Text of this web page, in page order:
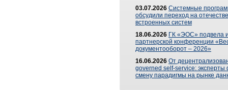
03.07.2026 Системные
обсудили переход на
встроенных систем
18.06.2026 ГК «ЭОС» подвела
партнерской конференции
документооборот – 2026»
16.06.2026 От
governed self-service: эксперты
смену парадигмы на рынке